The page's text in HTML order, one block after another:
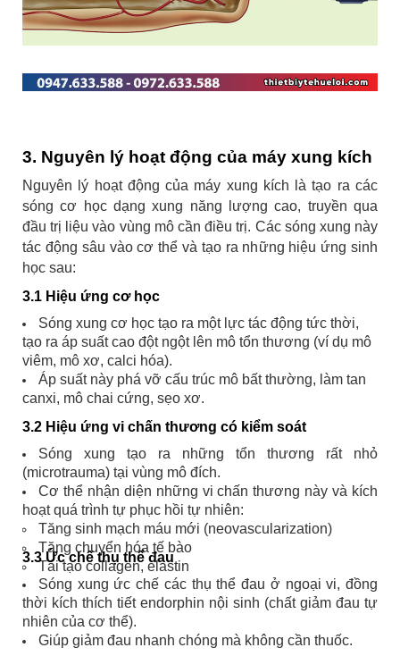
3. Nguyên lý hoạt động của máy xung kích
Nguyên lý hoạt động của máy xung kích là tạo ra các
sóng cơ học dạng xung năng lượng cao, truyền qua
đầu trị liệu vào vùng mô cần điều trị. Các sóng xung này
tác động sâu vào cơ thể và tạo ra những hiệu ứng sinh
học sau:
3.1 Hiệu ứng cơ học
Sóng xung cơ học tạo ra một lực tác động tức thời,
tạo ra áp suất cao đột ngột lên mô tổn thương (ví dụ mô
viêm, mô xơ, calci hóa).
Áp suất này phá vỡ cấu trúc mô bất thường, làm tan
canxi, mô chai cứng, sẹo xơ.
3.2 Hiệu ứng vi chấn thương có kiểm soát
Sóng xung tạo ra những tổn thương rất nhỏ
(microtrauma) tại vùng mô đích.
Cơ thể nhận diện những vi chấn thương này và kích
hoạt quá trình tự phục hồi tự nhiên:
Tăng sinh mạch máu mới (neovascularization)
Tăng chuyển hóa tế bào
Tái tạo collagen, elastin
3.3 Ức chế thụ thể đau
Sóng xung ức chế các thụ thể đau ở ngoại vi, đồng
thời kích thích tiết endorphin nội sinh (chất giảm đau tự
nhiên của cơ thể).
Giúp giảm đau nhanh chóng mà không cần thuốc.